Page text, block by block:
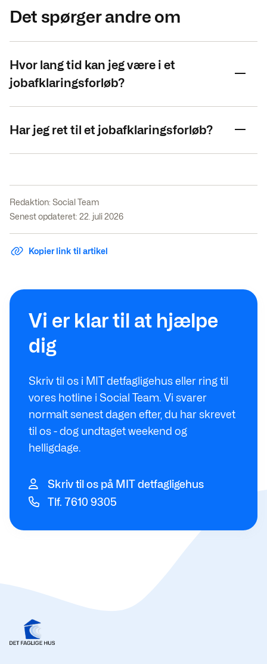
Det spørger andre om
Hvor lang tid kan jeg være i et
jobafklaringsforløb?
Har jeg ret til et jobafklaringsforløb?
Redaktion: Social Team
Senest opdateret: 22. juli 2026
Kopier link til artikel
Vi er klar til at hjælpe
dig
Skriv til os i MIT detfagligehus eller ring til
vores hotline i Social Team. Vi svarer
normalt senest dagen efter, du har skrevet
til os - dog undtaget weekend og
helligdage.
Skriv til os på MIT detfagligehus
Tlf. 7610 9305